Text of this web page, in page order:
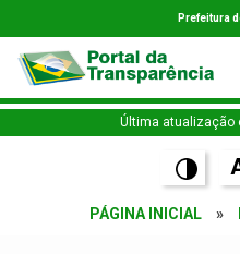
Prefeitura
Última atualização
PÁGINA INICIAL »